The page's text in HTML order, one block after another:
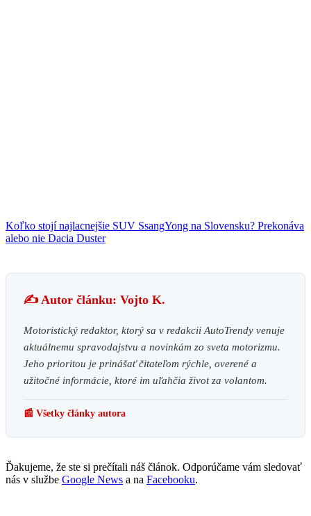
Koľko stojí najlacnejšie SUV SsangYong na Slovensku? Prekonáva
alebo nie Dacia Duster
✍️ Autor článku: Vojto K.
Motoristický redaktor, ktorý sa v redakcii AutoTrendy venuje
aktuálnemu spravodajstvu a novinkám zo sveta motorizmu.
Jeho prioritou je prinášať čitateľom rýchle, overené a
užitočné informácie, ktoré im uľahčia život za volantom.
📰 Všetky články autora
Ďakujeme, že ste si prečítali náš článok. Odporúčame vám sledovať
nás v službe Google News a na Facebooku.